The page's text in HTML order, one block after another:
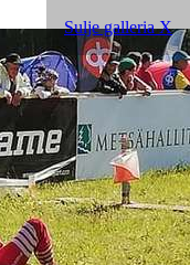
Sulje galleria X